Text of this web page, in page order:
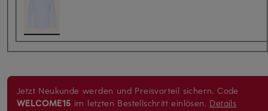
Jetzt Neukunde werden und Preisvorteil sichern. Code
WELCOME15 im letzten Bestellschritt einlösen. Details